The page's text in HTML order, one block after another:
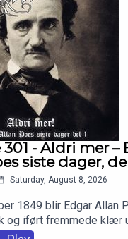
301 - Aldri mer –
siste dager,
Saturday, August 8, 2026
1849 blir Edgar Allan
og iført fremmede klær
Fire dager senere